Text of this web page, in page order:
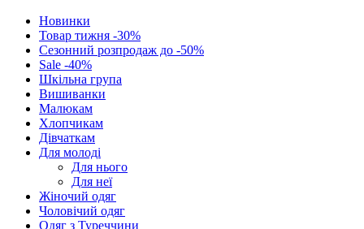
Новинки
Товар тижня -30%
Сезонний розпродаж до -50%
Sale -40%
Шкільна група
Вишиванки
Малюкам
Хлопчикам
Дівчаткам
Для молоді
Для нього
Для неї
Жіночий одяг
Чоловічий одяг
Одяг з Туреччини